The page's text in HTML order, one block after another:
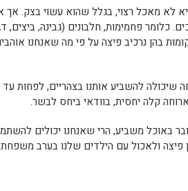
לא מאכל רצוי, בגלל שהוא עשוי בצק.
כלומר פחמימות, חלבונים (גבינה, ביצים,
בהן נרכיב פיצה על פי מה שאנחנו
שיכולה להשביע אותנו בצהריים, לפחות עד
קלה יחסית, בוודאי ביחס לבשר.
באוכל משביע, הרי שאנחנו יכולים
פיצה ולאכול עם הילדים שלנו בערב